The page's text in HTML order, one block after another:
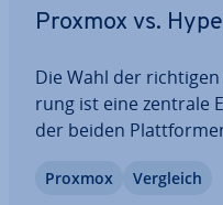
Proxmox vs.
Die Wahl der
rung ist eine zentrale
der beiden
Während Proxmox
Proxmox Vergleich